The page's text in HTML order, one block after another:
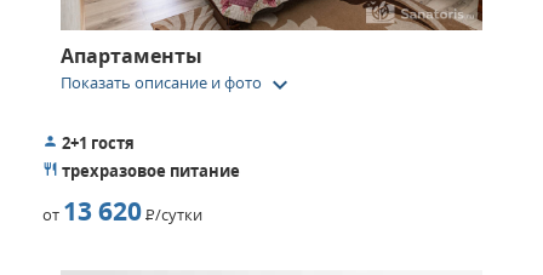
Апартаменты
Показать описание и фото keyboard_arrow_down
2+1 гостя
трехразовое питание
от 13 620Р/сутки